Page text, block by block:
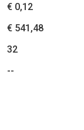
€ 0,12
€ 541,48
32
--